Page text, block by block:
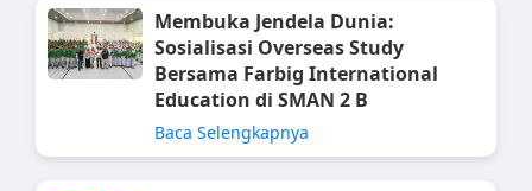
Membuka Jendela Dunia:
Sosialisasi Overseas Study
Bersama Farbig International
Education di SMAN 2 B
Baca Selengkapnya